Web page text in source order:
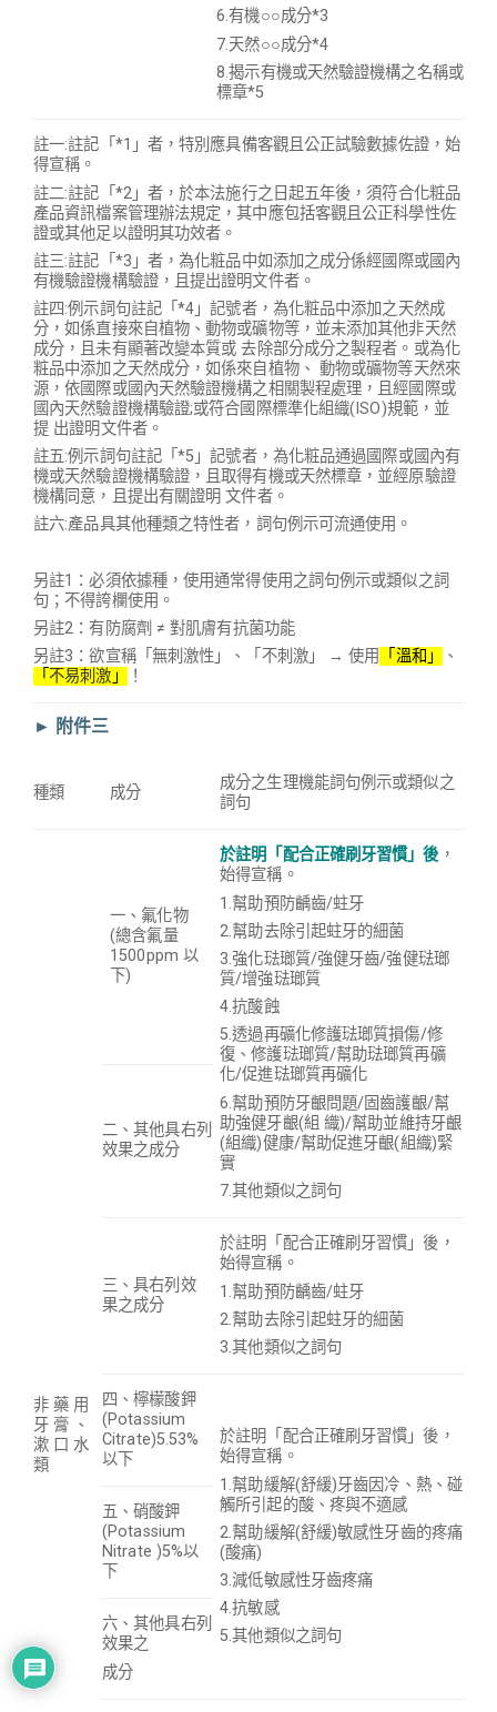
6.有機○○成分*3
7.天然○○成分*4
8.揭示有機或天然驗證機構之名稱或
標章*5
註一:註記「*1」者，特別應具備客觀且公正試驗數據佐證，始
得宣稱。
註二:註記「*2」者，於本法施行之日起五年後，須符合化粧品
產品資訊檔案管理辦法規定，其中應包括客觀且公正科學性佐
證或其他足以證明其功效者。
註三:註記「*3」者，為化粧品中如添加之成分係經國際或國內
有機驗證機構驗證，且提出證明文件者。
註四:例示詞句註記「*4」記號者，為化粧品中添加之天然成
分，如係直接來自植物、動物或礦物等，並未添加其他非天然
成分，且未有顯著改變本質或 去除部分成分之製程者。或為化
粧品中添加之天然成分，如係來自植物、 動物或礦物等天然來
源，依國際或國內天然驗證機構之相關製程處理，且經國際或
國內天然驗證機構驗證;或符合國際標準化組織(ISO)規範，並
提 出證明文件者。
註五:例示詞句註記「*5」記號者，為化粧品通過國際或國內有
機或天然驗證機構驗證，且取得有機或天然標章，並經原驗證
機構同意，且提出有關證明 文件者。
註六:產品具其他種類之特性者，詞句例示可流通使用。
另註1：必須依據種，使用通常得使用之詞句例示或類似之詞
句；不得誇欄使用。
另註2：有防腐劑 ≠ 對肌膚有抗菌功能
另註3：欲宣稱「無刺激性」、「不刺激」 → 使用
「 溫和 」
、
「不易刺激 」 ！
► 附件三
種類 成分
成分之生理機能詞句例示或類似之
詞句
非 藥 用
牙 膏 、
漱 口 水
類
一、氟化物
(總含氟量
1500ppm 以
下)
於註明「配合正確刷牙習慣」後，
始得宣稱。
1.幫助預防齲齒/蛀牙
2.幫助去除引起蛀牙的細菌
3.強化琺瑯質/強健牙齒/強健琺瑯
質/增強琺瑯質
4.抗酸蝕
5.透過再礦化修護琺瑯質損傷/修
復、修護琺瑯質/幫助琺瑯質再礦
化/促進琺瑯質再礦化
6.幫助預防牙齦問題/固齒護齦/幫
助強健牙齦(組 織)/幫助並維持牙齦
(組織)健康/幫助促進牙齦(組織)緊
實
7.其他類似之詞句
二、其他具右列
效果之成分
三、具右列效
果之成分
於註明「配合正確刷牙習慣」後，
始得宣稱。
1.幫助預防齲齒/蛀牙
2.幫助去除引起蛀牙的細菌
3.其他類似之詞句
四、檸檬酸鉀
(Potassium
Citrate)5.53%
以下
於註明「配合正確刷牙習慣」後，
始得宣稱。
1.幫助緩解(舒緩)牙齒因冷、熱、碰
觸所引起的酸、疼與不適感
2.幫助緩解(舒緩)敏感性牙齒的疼痛
(酸痛)
3.減低敏感性牙齒疼痛
4.抗敏感
5.其他類似之詞句
五、硝酸鉀
(Potassium
Nitrate )5%以
下
六、其他具右列
效果之
成分